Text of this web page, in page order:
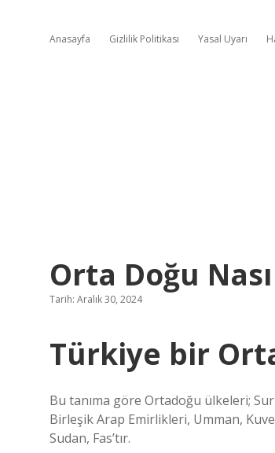
Anasayfa Gizlilik Politikası Yasal Uyarı
Orta Doğu
Tarih: Aralık 30, 2024
Türkiye bir
Bu tanıma göre Ortadoğu ülkeleri;
Birleşik Arap Emirlikleri, Umman,
Sudan, Fas’tır.